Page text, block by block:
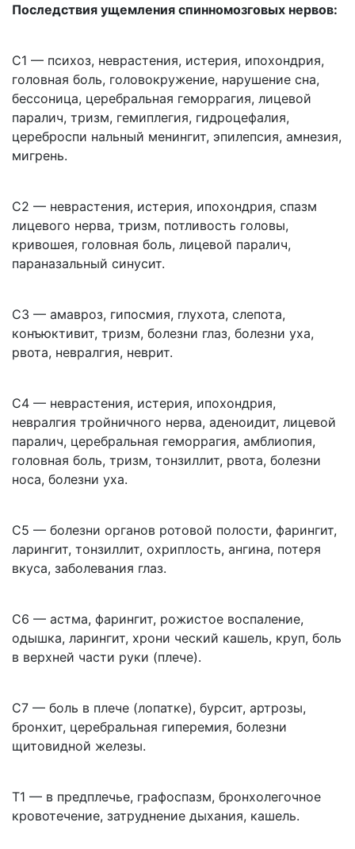
Последствия ущемления спинномозговых нервов:
C1 — психоз, неврастения, истерия, ипохондрия,
головная боль, головокружение, нарушение сна,
бессоница, церебральная геморрагия, лицевой
паралич, тризм, гемиплегия, гидроцефалия,
цереброспи­ нальный менингит, эпилепсия, амнезия,
мигрень.
C2 — неврастения, истерия, ипохондрия, спазм
лицевого нерва, тризм, потливость головы,
кривошея, головная боль, лицевой паралич,
параназальный синусит.
C3 — амавроз, гипосмия, глухота, слепота,
конъюктивит, тризм, болезни глаз, болезни уха,
рвота, невралгия, неврит.
C4 — неврастения, истерия, ипохондрия,
невралгия тройничного нерва, аденоидит, лицевой
паралич, церебральная геморрагия, амблиопия,
головная боль, тризм, тонзиллит, рвота, болезни
носа, болезни уха.
C5 — болезни органов ротовой полости, фарингит,
ларингит, тонзиллит, охриплость, ангина, потеря
вкуса, заболевания глаз.
C6 — астма, фарингит, рожистое воспаление,
одышка, ларингит, хрони­ ческий кашель, круп, боль
в верхней части руки (плече).
C7 — боль в плече (лопатке), бурсит, артрозы,
бронхит, церебральная гиперемия, болезни
щитовидной железы.
Т1 — в предплечье, графоспазм, бронхолегочное
кровотечение, затруднение дыхания, кашель.